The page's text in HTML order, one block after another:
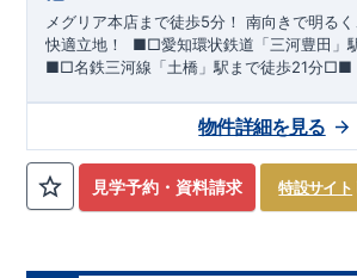
メグリア本店まで徒歩5分！ 南向きで明る
快適立地！
■□愛知環状鉄道「三河豊田」
■□名鉄三河線「土橋」駅まで徒歩21分□■
軽にお問い合わせください ♪ ​ 完成前でもご
ー・ーーー・ーーー・ーーー・ーーー・ーー
おすすめポイント★​
・キッズデザイン賞を受賞した土間ルーム
を気にせず過ごせるお子様やペットの遊び ​
DIY
・お友達とのおしゃべり空間に！​ ​・混
道路から建物まで距離があるので 通行人
見学予約・資料請求 特設サイト
物件詳細を見る